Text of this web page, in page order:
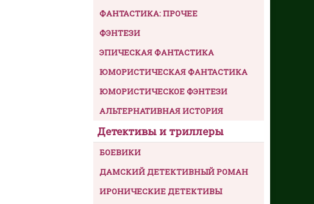
ФАНТАСТИКА: ПРОЧЕЕ
ФЭНТЕЗИ
ЭПИЧЕСКАЯ ФАНТАСТИКА
ЮМОРИСТИЧЕСКАЯ ФАНТАСТИКА
ЮМОРИСТИЧЕСКОЕ ФЭНТЕЗИ
АЛЬТЕРНАТИВНАЯ ИСТОРИЯ
Детективы и триллеры
БОЕВИКИ
ДАМСКИЙ ДЕТЕКТИВНЫЙ РОМАН
ИРОНИЧЕСКИЕ ДЕТЕКТИВЫ